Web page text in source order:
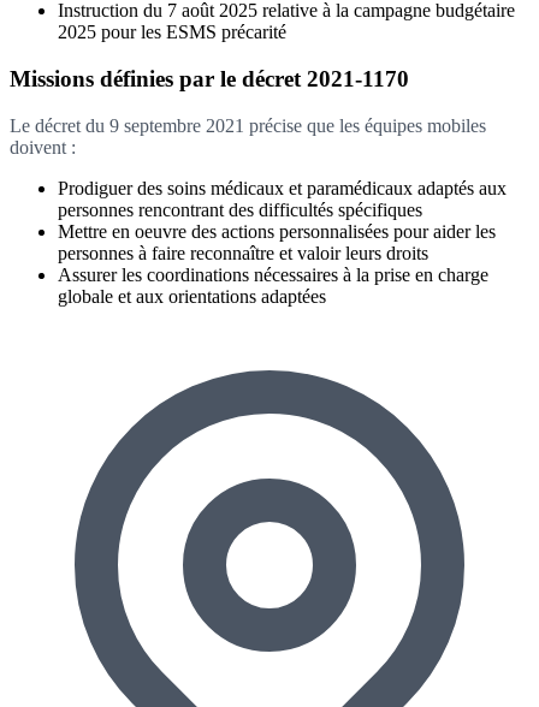
Instruction du 7 août 2025 relative à la campagne budgétaire
2025 pour les ESMS précarité
Missions définies par le décret 2021-1170
Le décret du 9 septembre 2021 précise que les équipes mobiles
doivent :
Prodiguer des soins médicaux et paramédicaux adaptés aux
personnes rencontrant des difficultés spécifiques
Mettre en oeuvre des actions personnalisées pour aider les
personnes à faire reconnaître et valoir leurs droits
Assurer les coordinations nécessaires à la prise en charge
globale et aux orientations adaptées